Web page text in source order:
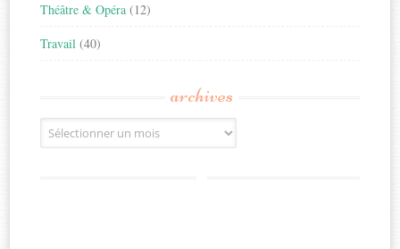
Théâtre & Opéra (12)
Travail (40)
archives
Archives